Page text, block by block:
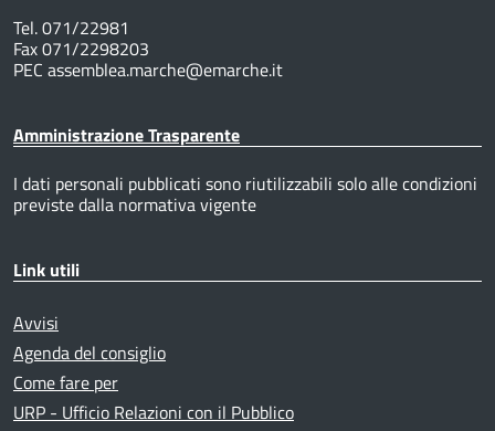
Tel. 071/22981
Fax 071/2298203
PEC assemblea.marche@emarche.it
Amministrazione Trasparente
I dati personali pubblicati sono riutilizzabili solo alle condizioni
previste dalla normativa vigente
Link utili
Avvisi
Agenda del consiglio
Come fare per
URP - Ufficio Relazioni con il Pubblico